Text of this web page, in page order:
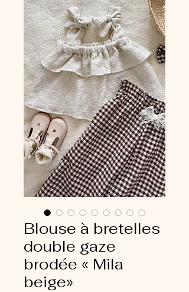
Blouse à bretelles
double gaze
brodée « Mila
beige»